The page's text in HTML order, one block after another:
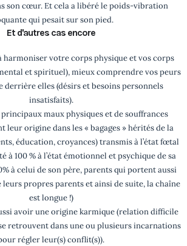
son cœur. Et cela a libéré le poids-vibration
qui pesait sur son pied.
Et d'autres cas encore
harmoniser votre corps physique et vos corps
et spirituel), mieux comprendre vos peurs
derrière elles (désirs et besoins personnels
insatisfaits).
principaux maux physiques et de souffrances
leur origine dans les « bagages » hérités de la
éducation, croyances) transmis à l’état fœtal
à 100 % à l’état émotionnel et psychique de sa
à celui de son père, parents qui portent aussi
leurs propres parents et ainsi de suite, la chaîne
est longue !)
avoir une origine karmique (relation difficile
retrouvent dans une ou plusieurs incarnations
régler leur(s) conflit(s)).